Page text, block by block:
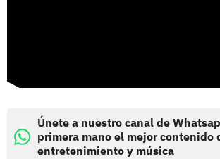
Únete a nuestro canal de
primera mano el mejor contenido
entretenimiento y música